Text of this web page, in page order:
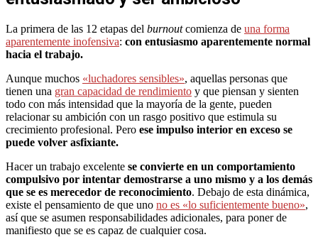
La primera de las 12 etapas del burnoutcomienza de una forma
aparentemente inofensiva: con entusiasmo aparentemente normal
hacia el trabajo.
Aunque muchos «luchadores sensibles», aquellas personas que
tienen una gran capacidad de rendimiento y que piensan y sienten
todo con más intensidad que la mayoría de la gente, pueden
relacionar su ambición con un rasgo positivo que estimula su
crecimiento profesional. Pero ese impulso interior en exceso se
puede volver asfixiante.
Hacer un trabajo excelente se convierte en un comportamiento
compulsivo por intentar demostrarse a uno mismo y a los demás
que se es merecedor de reconocimiento. Debajo de esta dinámica,
existe el pensamiento de que uno no es «lo suficientemente bueno»,
así que se asumen responsabilidades adicionales, para poner de
manifiesto que se es capaz de cualquier cosa.